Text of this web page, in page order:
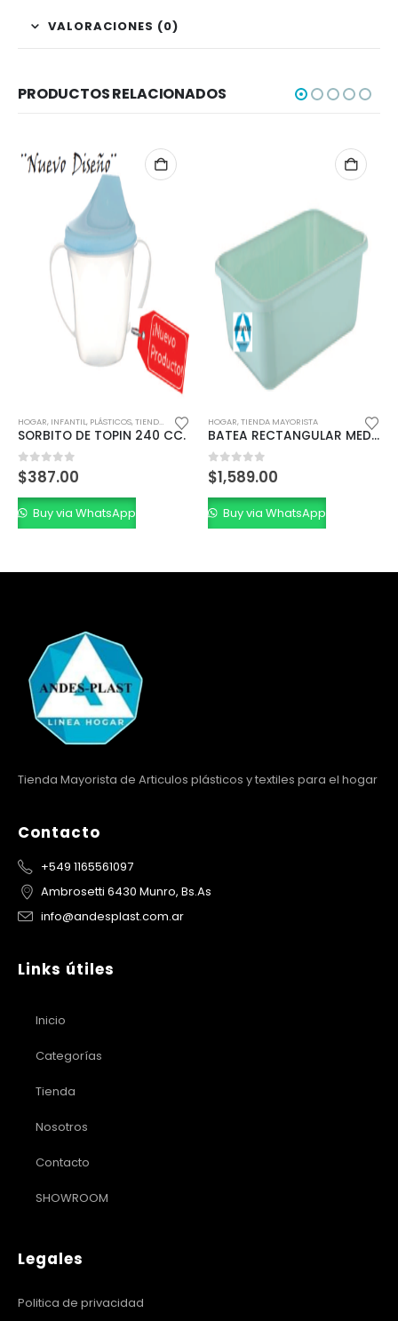
VALORACIONES (0)
PRODUCTOS RELACIONADOS
,PLÁSTICOS,TIENDA MAYORISTA
DE TOPIN 240 CC.
of 5
WhatsApp
HOGAR,TIENDA MAYORISTA
BATEA RECTANGULAR MEDIANA COLOR
out of 5
1,589.00
Buy via WhatsApp
HOGAR,
Tienda Mayorista de Articulos plásticos y textiles para el hogar
Contacto
+549 1165561097
Ambrosetti 6430 Munro, Bs.As
info@andesplast.com.ar
Links útiles
Inicio
Categorías
Tienda
Nosotros
Contacto
SHOWROOM
Legales
Politica de privacidad